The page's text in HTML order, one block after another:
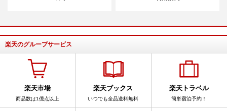
楽天のグループサービス
楽天市場
商品数は1億点以上
楽天ブックス
いつでも全品送料無料
楽天トラベル
簡単宿泊予約！